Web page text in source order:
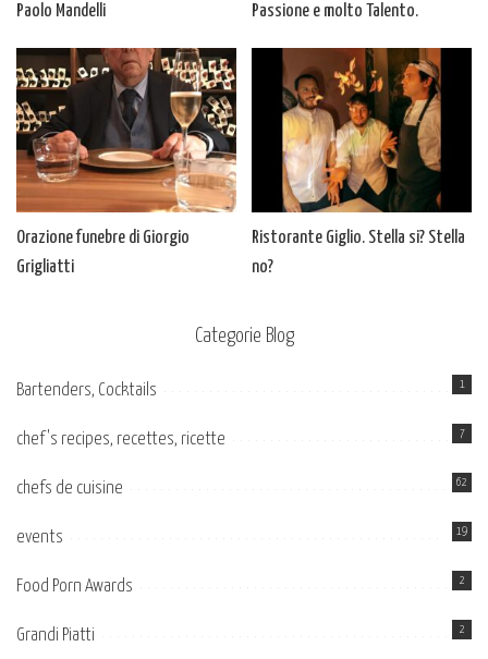
Paolo Mandelli
Passione e molto Talento.
Orazione funebre di Giorgio
Grigliatti
Ristorante Giglio. Stella si? Stella
no?
Categorie Blog
Bartenders, Cocktails 1
chef's recipes, recettes, ricette 7
chefs de cuisine 62
events 19
Food Porn Awards 2
Grandi Piatti 2